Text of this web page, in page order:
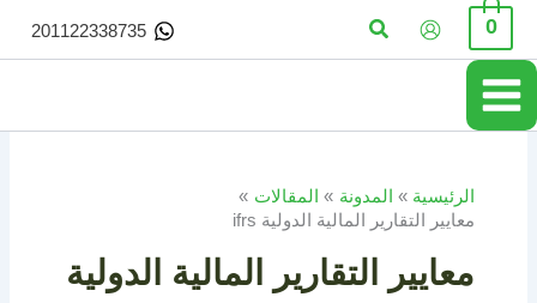
تخطي
المحتوى
0 البحث 201122338735
الرئيسية المدونة
المقالات
معايير التقارير المالية الدولية ifrs
معايير التقارير المالية الدولية